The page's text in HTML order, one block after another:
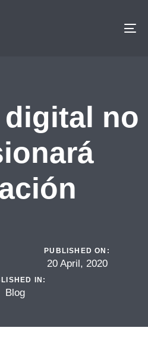
no
PUBLISHED ON:
20 April, 2020
IN:
Blog